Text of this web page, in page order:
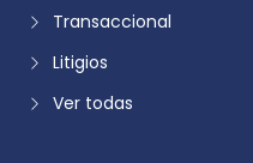
Transaccional
Litigios
Ver todas